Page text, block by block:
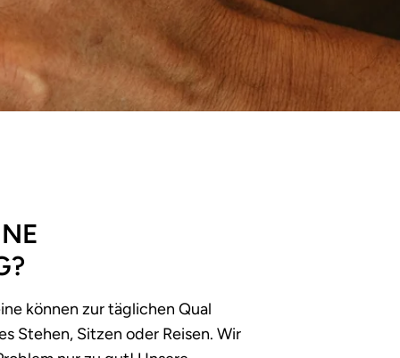
können zur täglichen Qual
Stehen, Sitzen oder Reisen. Wir